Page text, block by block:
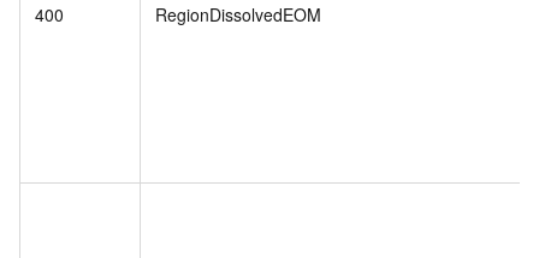
400 RegionDissolvedEOM